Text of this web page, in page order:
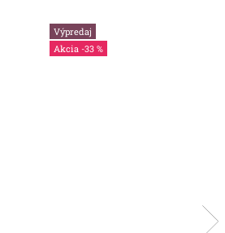
Výpredaj
-33 %